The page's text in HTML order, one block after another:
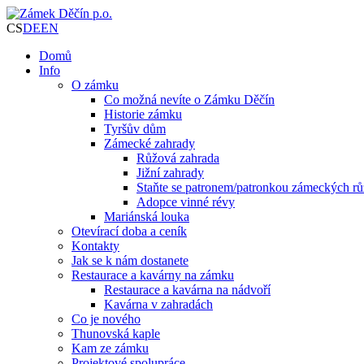
CSDEEN
Domů
Info
O zámku
Co možná nevíte o Zámku Děčín
Historie zámku
Tyršův dům
Zámecké zahrady
Růžová zahrada
Jižní zahrady
Staňte se patronem/patronkou zámeckých
Adopce vinné révy
Mariánská louka
Otevírací doba a ceník
Kontakty
Jak se k nám dostanete
Restaurace a kavárny na zámku
Restaurace a kavárna na nádvoří
Kavárna v zahradách
Co je nového
Thunovská kaple
Kam ze zámku